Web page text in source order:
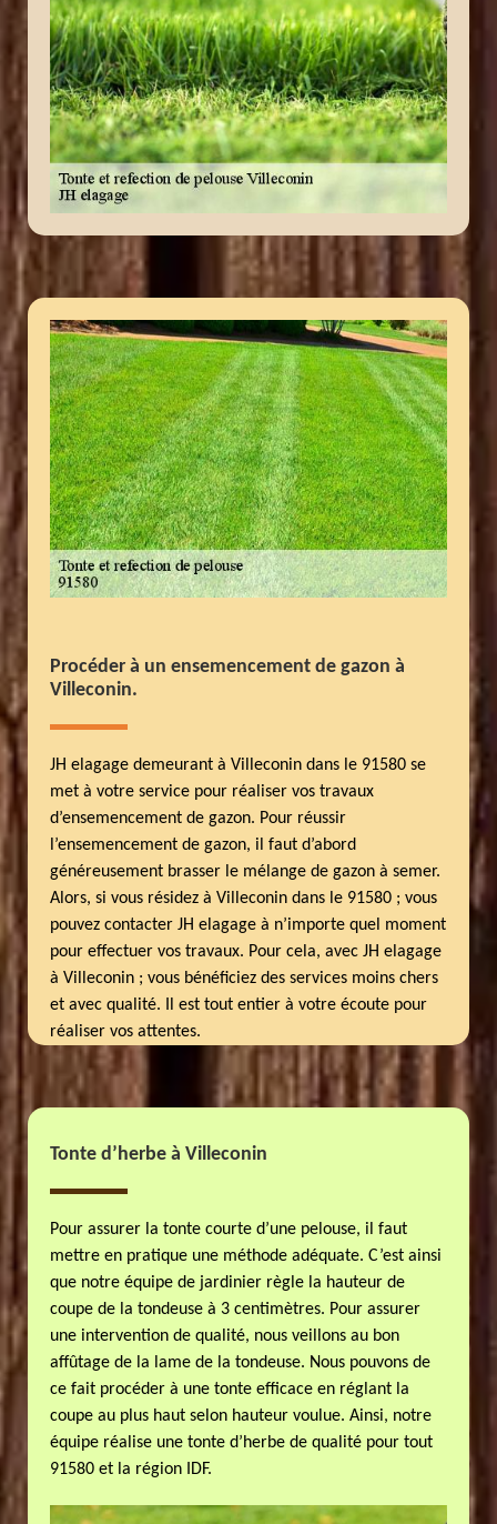
Procéder à un ensemencement de gazon à
Villeconin.
JH elagage demeurant à Villeconin dans le 91580 se
met à votre service pour réaliser vos travaux
d’ensemencement de gazon. Pour réussir
l’ensemencement de gazon, il faut d’abord
généreusement brasser le mélange de gazon à semer.
Alors, si vous résidez à Villeconin dans le 91580 ; vous
pouvez contacter JH elagage à n’importe quel moment
pour effectuer vos travaux. Pour cela, avec JH elagage
à Villeconin ; vous bénéficiez des services moins chers
et avec qualité. Il est tout entier à votre écoute pour
réaliser vos attentes.
Tonte d’herbe à Villeconin
Pour assurer la tonte courte d’une pelouse, il faut
mettre en pratique une méthode adéquate. C’est ainsi
que notre équipe de jardinier règle la hauteur de
coupe de la tondeuse à 3 centimètres. Pour assurer
une intervention de qualité, nous veillons au bon
affûtage de la lame de la tondeuse. Nous pouvons de
ce fait procéder à une tonte efficace en réglant la
coupe au plus haut selon hauteur voulue. Ainsi, notre
équipe réalise une tonte d’herbe de qualité pour tout
91580 et la région IDF.